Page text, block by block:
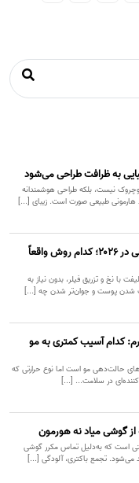
به ظرافت طراحی می‌شود
نیست، بلکه طراحی هوشمندانه
هارمونی طبیعی صورت است. زیبای [...]
لیفت صورت بدون جراحی در ۲۰۲۶؛ کدام روش واقعاً
با نخ و تزریق فیلر، بدون نیاز به
شدن پوست و جوان‌تر شدن چه [...]
کدام آسیب کمتری به مو
حالت‌دهی مو است اما نوع حرارتی که
در سلامت... [...]
گوشی میاد نه هورمون
است که به‌دلیل تماس مکرر گوشی
می‌شود. تجمع باکتری، آلودگی [...]